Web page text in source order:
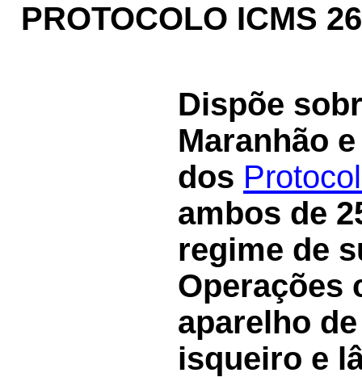
PROTOCOLO ICMS
Dispõe
Maranhão
dos
ambos de
regime de
Operações
aparelho
isqueiro e